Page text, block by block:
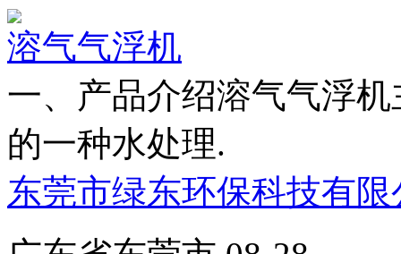
溶气气浮机
一、产品介绍溶气气浮
的一种水处理.
东莞市绿东环保科技有限